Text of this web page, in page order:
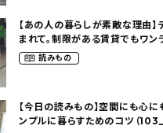
【あの人の暮らしが素敵な理由
まれて。制限がある賃貸でもワ
狭くても好きな暮らしのこと（
読みもの
【今日の読みもの】空間にも心に
ンプルに暮らすためのコツ（